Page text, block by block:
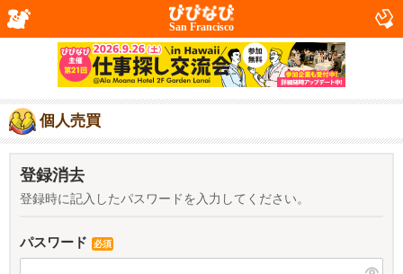
San Francisco
個人売買
登録消去
登録時に記入したパスワードを入力してください。
パスワード 必須